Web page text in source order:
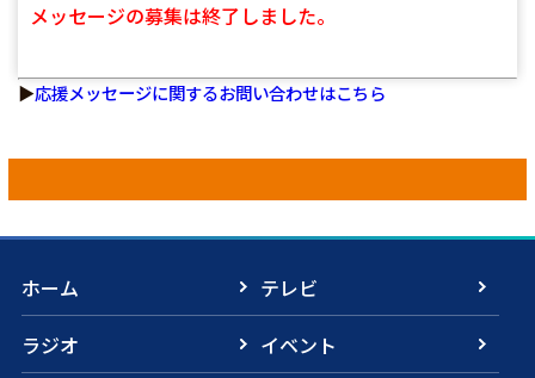
メッセージの募集は終了しました。
▶応援メッセージに関するお問い合わせはこちら
ホーム
テレビ
ラジオ
イベント